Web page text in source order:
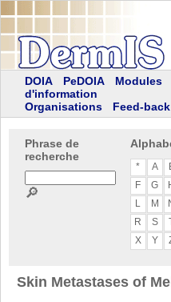
DOIA PeDOIA
Modules
d'information
Organisations
Feed-
Phrase de
recherche
🔎
* A
F
G
L
M
R
S
X
Y
Skin Metastases of